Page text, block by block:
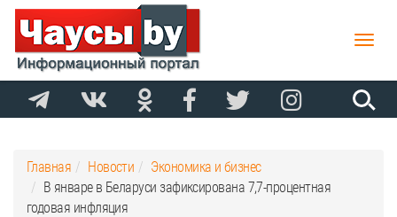
Toggle
Главная Новости
Экономика и бизнес
В январе в Беларуси зафиксирована 7,7-процентная
годовая инфляция